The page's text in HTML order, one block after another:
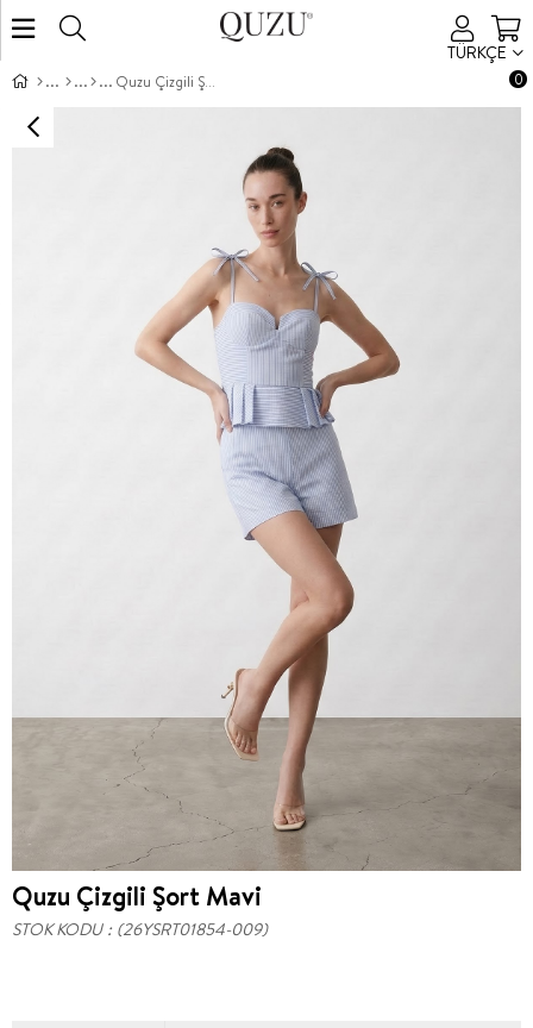
TÜRKÇE
0
Quzu Çizgili Şort Mavi
Quzu Çizgili Şort Mavi
STOK KODU (26YSRT01854-009)